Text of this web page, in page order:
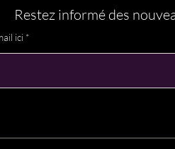
Restez informé des
ici